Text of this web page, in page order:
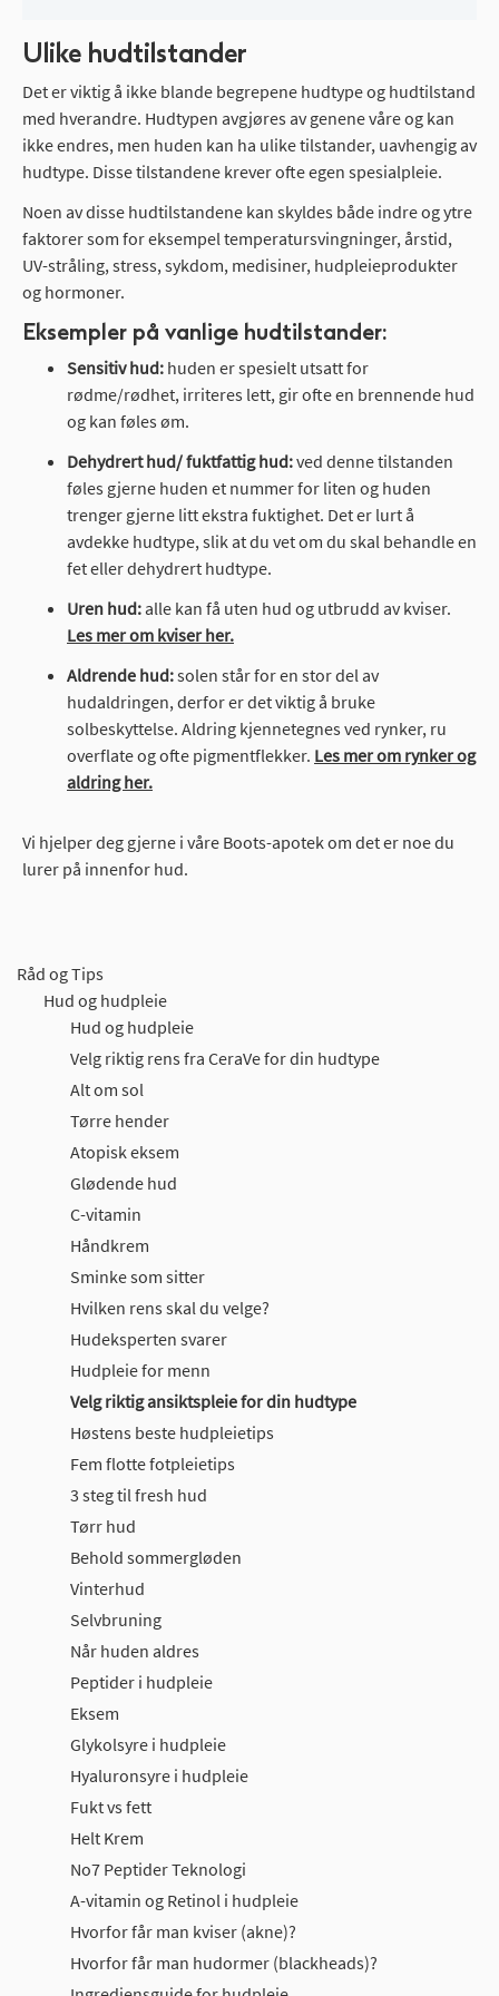
Ulike hudtilstander
Det er viktig å ikke blande begrepene hudtype og hudtilstand
med hverandre. Hudtypen avgjøres av genene våre og kan
ikke endres, men huden kan ha ulike tilstander, uavhengig av
hudtype. Disse tilstandene krever ofte egen spesialpleie.
Noen av disse hudtilstandene kan skyldes både indre og ytre
faktorer som for eksempel temperatursvingninger, årstid,
UV-stråling, stress, sykdom, medisiner, hudpleieprodukter
og hormoner.
Eksempler på vanlige hudtilstander:
Sensitiv hud: huden er spesielt utsatt for
rødme/rødhet, irriteres lett, gir ofte en brennende hud
og kan føles øm.
Dehydrert hud/ fuktfattig hud:ved denne tilstanden
føles gjerne huden et nummer for liten og huden
trenger gjerne litt ekstra fuktighet. Det er lurt å
avdekke hudtype, slik at du vet om du skal behandle en
fet eller dehydrert hudtype.
Uren hud:alle kan få uten hud og utbrudd av kviser.
Les mer om kviser her.
Aldrende hud:solen står for en stor del av
hudaldringen, derfor er det viktig å bruke
solbeskyttelse. Aldring kjennetegnes ved rynker, ru
overflate og ofte pigmentflekker. Les mer om rynker og
aldring her.
Vi hjelper deg gjerne i våre Boots-apotek om det er noe du
lurer på innenfor hud.
Råd og Tips
Hud og hudpleie
Hud og hudpleie
Velg riktig rens fra CeraVe for din hudtype
Alt om sol
Tørre hender
Atopisk eksem
Glødende hud
C-vitamin
Håndkrem
Sminke som sitter
Hvilken rens skal du velge?
Hudeksperten svarer
Hudpleie for menn
Velg riktig ansiktspleie for din hudtype
Høstens beste hudpleietips
Fem flotte fotpleietips
3 steg til fresh hud
Tørr hud
Behold sommergløden
Vinterhud
Selvbruning
Når huden aldres
Peptider i hudpleie
Eksem
Glykolsyre i hudpleie
Hyaluronsyre i hudpleie
Fukt vs fett
Helt Krem
No7 Peptider Teknologi
A-vitamin og Retinol i hudpleie
Hvorfor får man kviser (akne)?
Hvorfor får man hudormer (blackheads)?